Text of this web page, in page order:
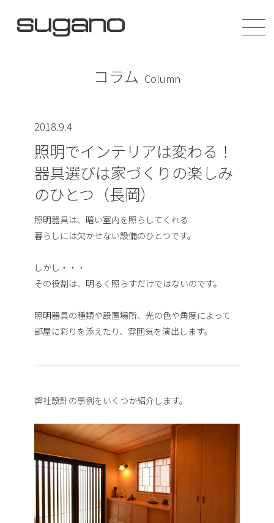
コラム Column
2018.9.4
照明でインテリアは変わる！
器具選びは家づくりの楽しみ
のひとつ（長岡）
照明器具は、暗い室内を照らしてくれる
暮らしには欠かせない設備のひとつです。
しかし・・・
その役割は、明るく照らすだけではないのです。
照明器具の種類や設置場所、光の色や角度によって
部屋に彩りを添えたり、雰囲気を演出します。
弊社設計の事例をいくつか紹介します。